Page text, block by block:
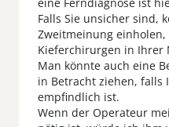
Falls Sie unsicher sind,
Zweitmeinung einholen,
Kieferchirurgen in Ihrer
Man könnte auch eine
in Betracht ziehen, falls
empfindlich ist.
Wenn der Operateur